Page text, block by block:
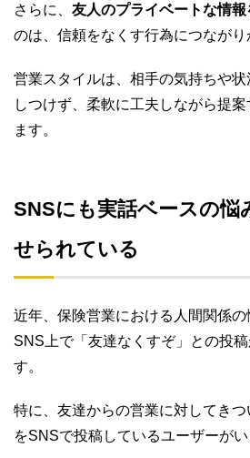
さらに、 友人のプライベートな情
のは、信頼をなくす行為につながり
営業スタイルは、相手の気持ちや
しつけず、柔軟に工夫しながら提
ます。
SNSにも実話ベースの悩
せられている
近年、保険営業における人間関係の
SNS上で「友達なくすぞ」との投
す。
特に、友達からの営業に対してき
をSNSで投稿しているユーザーがい